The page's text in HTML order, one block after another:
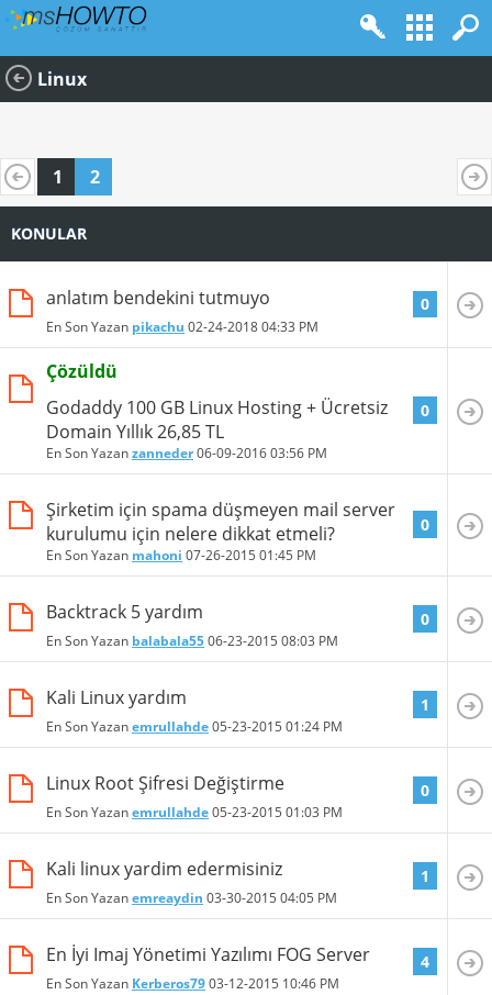
Linux
1 2
KONULAR
anlatım bendekini tutmuyo
En Son Yazan pikachu 02-24-201804:33 PM
0
Çözüldü
Godaddy 100 GB Linux Hosting + Ücretsiz
Domain Yıllık 26,85 TL
En Son Yazanzanneder06-09-201603:56 PM
0
Şirketim için spama düşmeyen mail server
kurulumu için nelere dikkat etmeli?
En Son Yazan mahoni 07-26-2015 01:45 PM
0
Backtrack 5 yardım
En Son Yazan balabala5506-23-2015 08:03 PM
0
Kali Linux yardım
En Son Yazanemrullahde05-23-2015 01:24 PM
1
Linux Root Şifresi Değiştirme
En Son Yazanemrullahde05-23-2015 01:03 PM
0
Kali linux yardim edermisiniz
En Son Yazanemreaydin 03-30-2015 04:05 PM
1
En İyi Imaj Yönetimi Yazılımı FOG Server
En Son Yazan Kerberos7903-12-2015 10:46 PM
4